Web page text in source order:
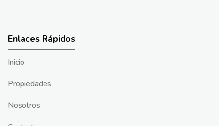
Enlaces Rápidos
Inicio
Propiedades
Nosotros